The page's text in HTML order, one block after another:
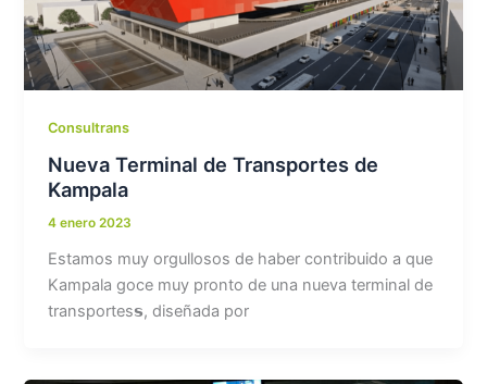
Consultrans
Nueva Terminal de Transportes de
Kampala
4 enero 2023
Estamos muy orgullosos de haber contribuido a que
Kampala goce muy pronto de una nueva terminal de
transportes𝘀, diseñada por